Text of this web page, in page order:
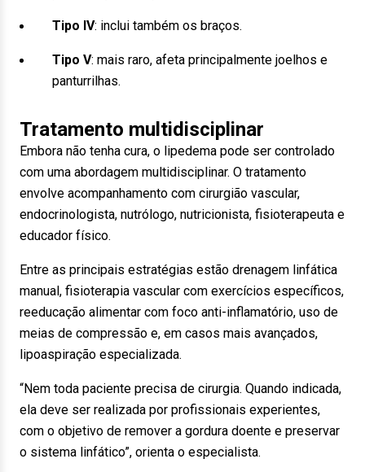
Tipo IV: inclui também os braços.
Tipo V: mais raro, afeta principalmente joelhos e
panturrilhas.
Tratamento multidisciplinar
Embora não tenha cura, o lipedema pode ser controlado
com uma abordagem multidisciplinar. O tratamento
envolve acompanhamento com cirurgião vascular,
endocrinologista, nutrólogo, nutricionista, fisioterapeuta e
educador físico.
Entre as principais estratégias estão drenagem linfática
manual, fisioterapia vascular com exercícios específicos,
reeducação alimentar com foco anti-inflamatório, uso de
meias de compressão e, em casos mais avançados,
lipoaspiração especializada.
“Nem toda paciente precisa de cirurgia. Quando indicada,
ela deve ser realizada por profissionais experientes,
com o objetivo de remover a gordura doente e preservar
o sistema linfático”, orienta o especialista.